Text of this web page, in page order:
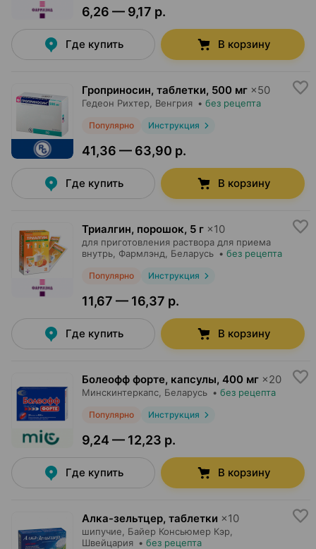
6,26 — 9,17 р.
Где купить В корзину
Гроприносин, таблетки, 500 мг ×50
Гедеон Рихтер , Венгрия • без рецепта
Популярно Инструкция
41,36 — 63,90 р.
Где купить В корзину
Триалгин, порошок, 5 г ×10
для приготовления раствора для приема
внутрь, Фармлэнд , Беларусь • без рецепта
Популярно Инструкция
11,67 — 16,37 р.
Где купить В корзину
Болеофф форте, капсулы, 400 мг ×20
Минскинтеркапс , Беларусь • без рецепта
Популярно Инструкция
9,24 — 12,23 р.
Где купить В корзину
Алка-зельтцер, таблетки ×10
шипучие, Байер Консьюмер Кэр
Швейцария • без рецепта